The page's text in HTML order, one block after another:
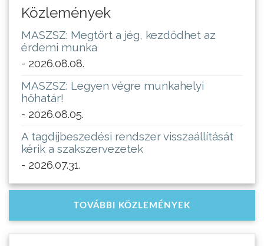
Közlemények
MASZSZ: Megtört a jég, kezdődhet az
érdemi munka
- 2026.08.08.
MASZSZ: Legyen végre munkahelyi
hőhatár!
- 2026.08.05.
A tagdíjbeszedési rendszer visszaállítását
kérik a szakszervezetek
- 2026.07.31.
TOVÁBBI KÖZLEMÉNYEK